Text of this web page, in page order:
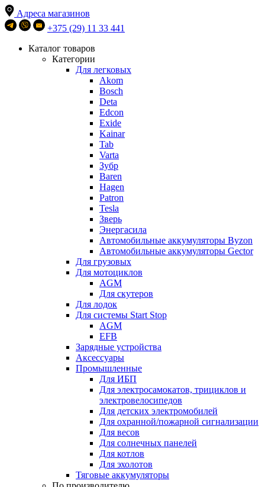
Адреса магазинов
+375 (29) 11 33 441
Каталог товаров
Категории
Для легковых
Akom
Bosch
Deta
Edcon
Exide
Kainar
Tab
Varta
Зубр
Baren
Hagen
Patron
Tesla
Зверь
Энергасила
Автомобильные аккумуляторы Byzon
Автомобильные аккумуляторы Gector
Для грузовых
Для мотоциклов
AGM
Для скутеров
Для лодок
Для системы Start Stop
AGM
EFB
Зарядные устройства
Аксессуары
Промышленные
Для ИБП
Для электросамокатов, трициклов и
электровелосипедов
Для детских электромобилей
Для охранной/пожарной сигнализации
Для весов
Для солнечных панелей
Для котлов
Для эхолотов
Тяговые аккумуляторы